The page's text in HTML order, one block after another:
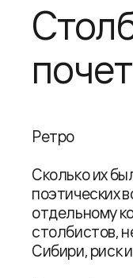
Ретро
Сколько их
поэтических
отдельному
столбистов,
Сибири, риск